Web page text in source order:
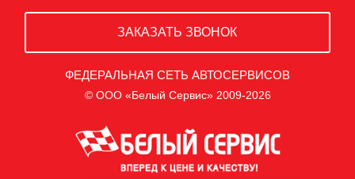
ЗАКАЗАТЬ ЗВОНОК
ФЕДЕРАЛЬНАЯ СЕТЬ АВТОСЕРВИСОВ
© ООО «Белый Сервис» 2009-2026